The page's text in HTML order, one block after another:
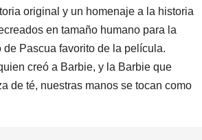
original y un homenaje a la historia
en tamaño humano para la
Pascua favorito de la película.
creó a Barbie, y la Barbie que
de té, nuestras manos se tocan como